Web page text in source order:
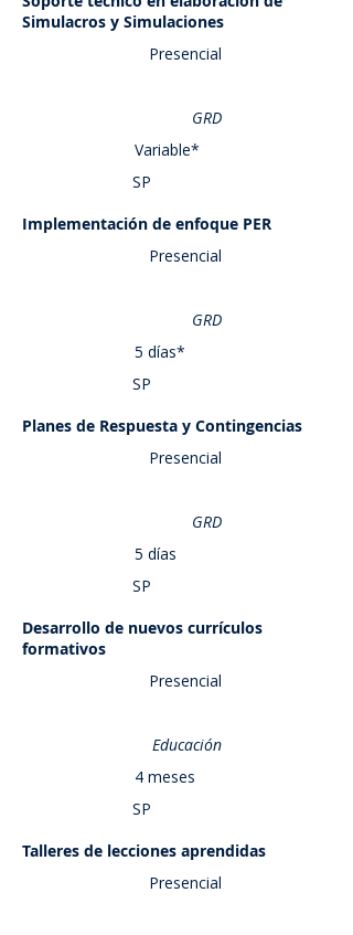
Saber más
Simulacros y Simulaciones
Presencial
GRD
Variable*
SP
Saber más
Implementación de enfoque PER
Presencial
GRD
5 días*
SP
Saber más
Planes de Respuesta y Contingencias
Presencial
GRD
5 días
SP
Saber más
Desarrollo de nuevos currículos
formativos
Presencial
Educación
4 meses
SP
Saber más
Talleres de lecciones aprendidas
Presencial